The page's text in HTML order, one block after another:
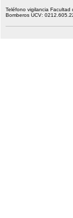
Teléfono vigilancia
Bomberos UCV: